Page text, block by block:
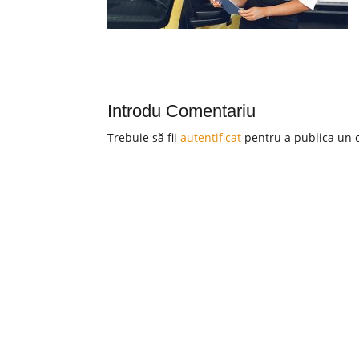
Introdu Comentariu
Trebuie să fiiautentificat pentru a publica un